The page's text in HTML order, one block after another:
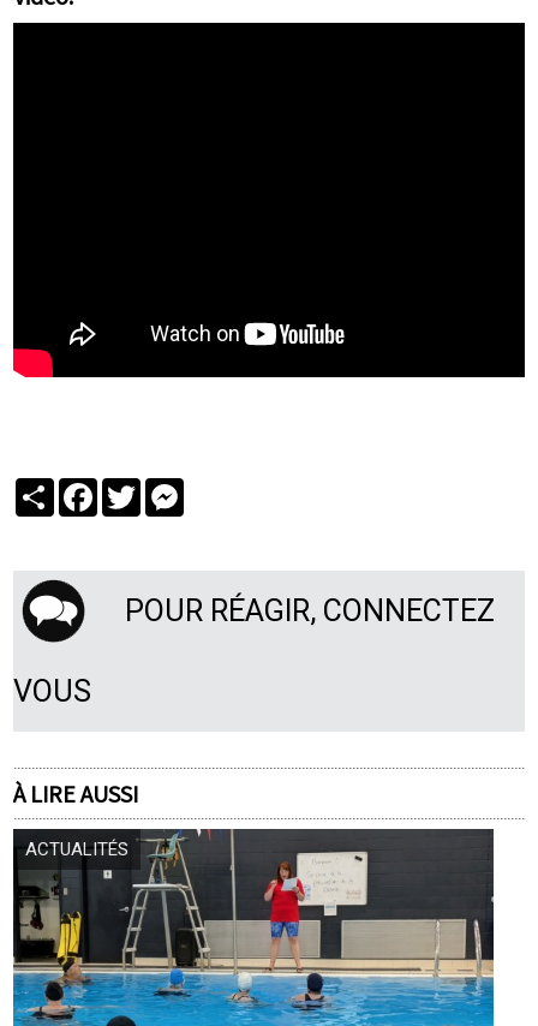
PartagerFacebook
Twitter
POUR RÉAGIR, CONNECTEZ
VOUS
À LIRE AUSSI
ACTUALITÉS